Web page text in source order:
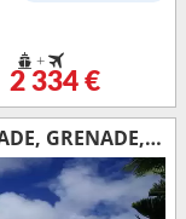
+
2 334 €
GUADELOUPE, MARTINIQUE, BARBADE, GRENADE, SAINTE-LUCIE, TRINITÉ-ET-TOBAGO, BONAIRE